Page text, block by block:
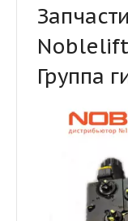
Noblelift
Группа